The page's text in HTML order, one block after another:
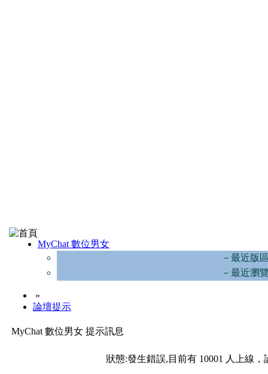
MyChat 數位男女
－最近版
－最近瀏
»
論壇提示
MyChat 數位男女 提示訊息
狀態:發生錯誤,目前有 10001 人上線